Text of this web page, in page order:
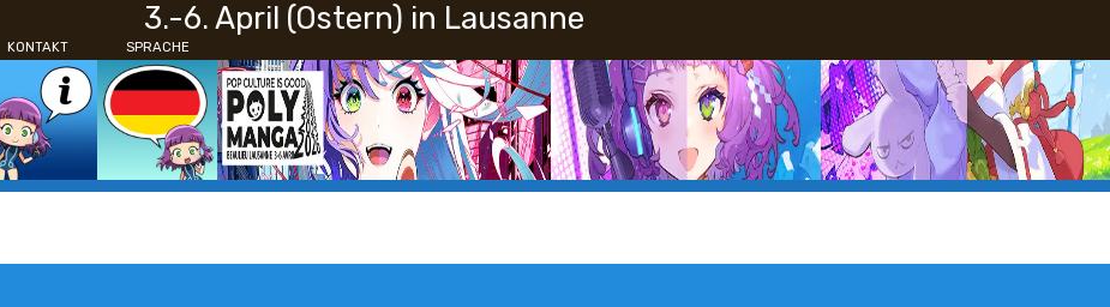
3.-6. April (Ostern) in Lausanne
SPRACHE
KONTAKT